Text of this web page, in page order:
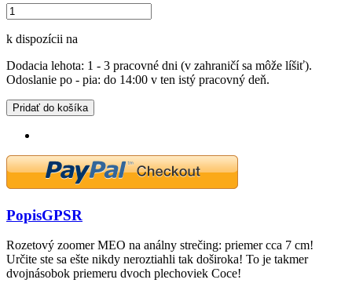
k dispozícii na
Dodacia lehota: 1 - 3 pracovné dni (v zahraničí sa môže líšiť).
Odoslanie po - pia: do 14:00 v ten istý pracovný deň.
Pridať do košíka
PopisGPSR
Rozetový zoomer MEO na análny strečing: priemer cca 7 cm!
Určite ste sa ešte nikdy neroztiahli tak doširoka! To je takmer
dvojnásobok priemeru dvoch plechoviek Coce!